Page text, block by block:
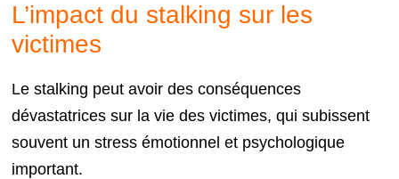
L’impact du stalking sur les
victimes
Le stalking peut avoir des conséquences
dévastatrices sur la vie des victimes, qui subissent
souvent un stress émotionnel et psychologique
important.